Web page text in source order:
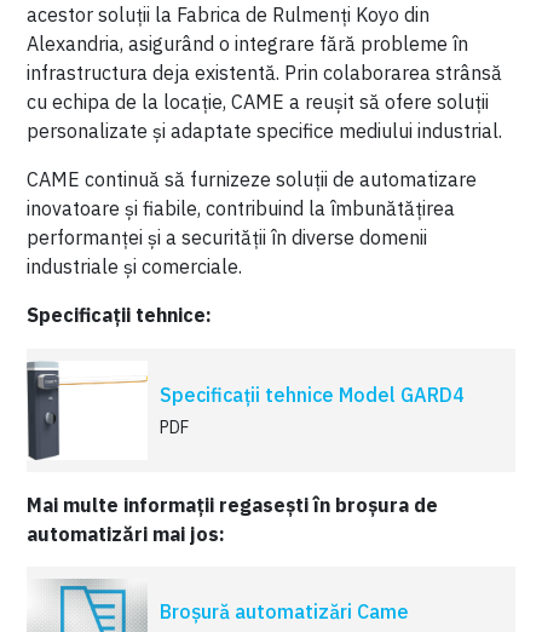
acestor soluții la Fabrica de Rulmenți Koyo din
Alexandria, asigurând o integrare fără probleme în
infrastructura deja existentă. Prin colaborarea strânsă
cu echipa de la locație, CAME a reușit să ofere soluții
personalizate și adaptate specifice mediului industrial.
CAME continuă să furnizeze soluții de automatizare
inovatoare și fiabile, contribuind la îmbunătățirea
performanței și a securității în diverse domenii
industriale și comerciale.
Specificații tehnice:
Specificații tehnice Model GARD4
PDF
Mai multe informații regasești în broșura de
automatizări mai jos:
Broșură automatizări Came